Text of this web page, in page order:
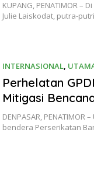
KUPANG, PENATIMOR –
Julie Laiskodat, putra-
INTERNASIONAL,
Perhelatan
Mitigasi
DENPASAR,
bendera Perserikatan